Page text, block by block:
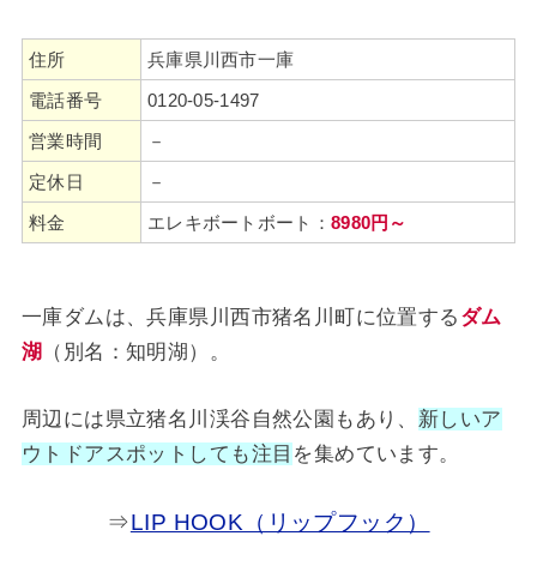
住所
兵庫県川西市一庫
電話番号
0120-05-1497
営業時間
－
定休日
－
料金
エレキボートボート： 8980円～
一庫ダムは、兵庫県川西市猪名川町に位置する ダム
湖
（別名：知明湖）。
周辺には県立猪名川渓谷自然公園もあり、 新しいア
ウトドアスポットしても注目 を集めています。
⇒LIP HOOK（リップフック）